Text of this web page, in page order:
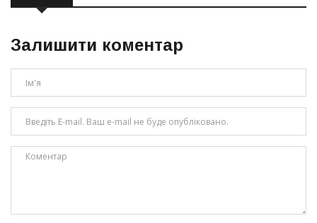
Залишити коментар